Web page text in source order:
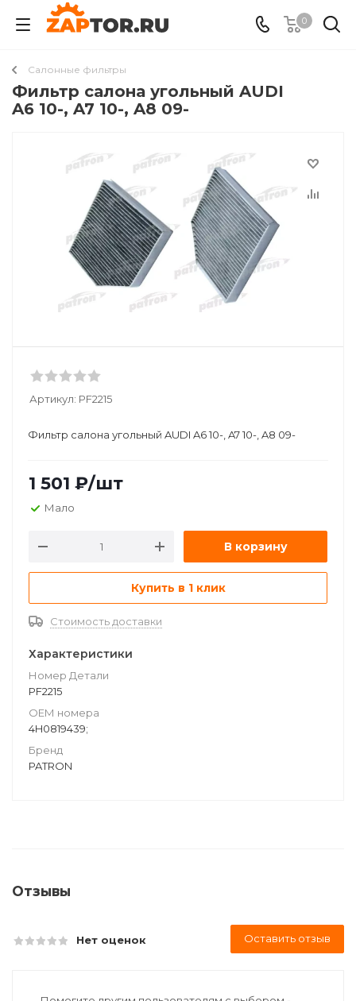
0
Салонные фильтры
Фильтр салона угольный AUDI
A6 10-, A7 10-, A8 09-
Артикул: PF2215
Фильтр салона угольный AUDI A6 10-, A7 10-, A8 09-
1 501 ₽/шт
Мало
В корзину
Купить в 1 клик
Стоимость доставки
Характеристики
Номер Детали
PF2215
ОЕМ номера
4H0819439;
Бренд
PATRON
Отзывы
Нет оценок Оставить отзыв